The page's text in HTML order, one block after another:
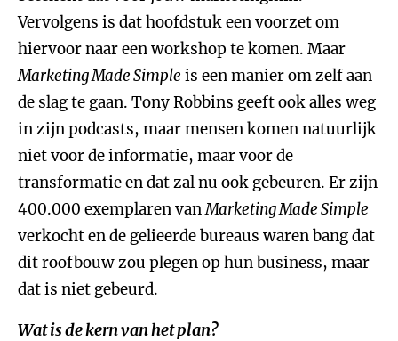
Vervolgens is dat hoofdstuk een voorzet om
hiervoor naar een workshop te komen. Maar
Marketing Made Simple is een manier om zelf aan
de slag te gaan. Tony Robbins geeft ook alles weg
in zijn podcasts, maar mensen komen natuurlijk
niet voor de informatie, maar voor de
transformatie en dat zal nu ook gebeuren. Er zijn
400.000 exemplaren vanMarketing Made Simple
verkocht en de gelieerde bureaus waren bang dat
dit roofbouw zou plegen op hun business, maar
dat is niet gebeurd.
Wat is de kern van het plan?